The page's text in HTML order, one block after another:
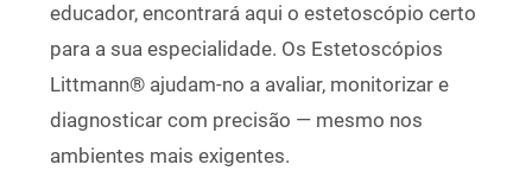
educador, encontrará aqui o estetoscópio certo
para a sua especialidade. Os Estetoscópios
Littmann® ajudam-no a avaliar, monitorizar e
diagnosticar com precisão — mesmo nos
ambientes mais exigentes.